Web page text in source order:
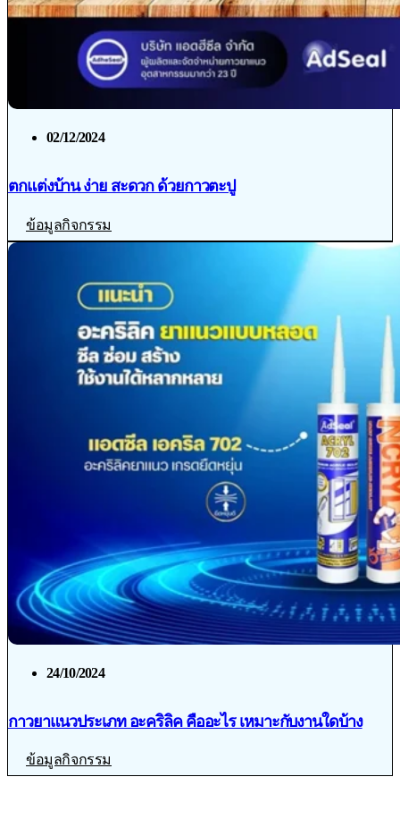
02/12/2024
ตกแต่งบ้าน ง่าย สะดวก ด้วยกาวตะปู
ข้อมูลกิจกรรม
24/10/2024
กาวยาแนวประเภท อะคริลิค คืออะไร เหมาะกับงานใดบ้าง
ข้อมูลกิจกรรม